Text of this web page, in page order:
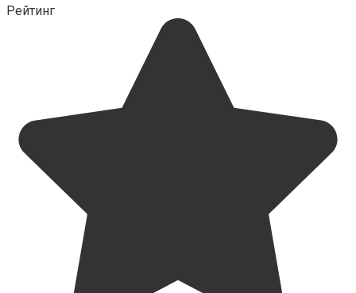
Рейтинг